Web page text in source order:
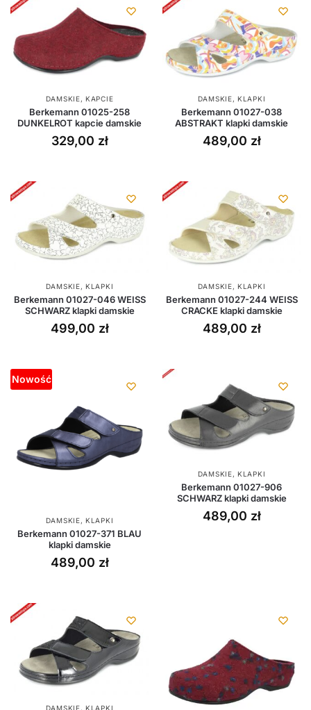
DAMSKIE,KAPCIE
Berkemann 01025-258
DUNKELROT kapcie damskie
329,00 zł
DAMSKIE,KLAPKI
Berkemann 01027-038
ABSTRAKT klapki damskie
489,00 zł
DAMSKIE,KLAPKI
Berkemann 01027-046 WEISS
SCHWARZ klapki damskie
499,00 zł
DAMSKIE,KLAPKI
Berkemann 01027-244 WEISS
CRACKE klapki damskie
489,00 zł
Nowość
DAMSKIE,KLAPKI
Berkemann 01027-371 BLAU
klapki damskie
489,00 zł
DAMSKIE,KLAPKI
Berkemann 01027-906
SCHWARZ klapki damskie
489,00 zł
DAMSKIE,KLAPKI